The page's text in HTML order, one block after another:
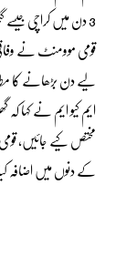
3 دن میں کراچی جیسے
قومی موومنٹ نے
لیے دن بڑھانے کا
مختص کیے جائیں،
کے دنوں میں اضافہ